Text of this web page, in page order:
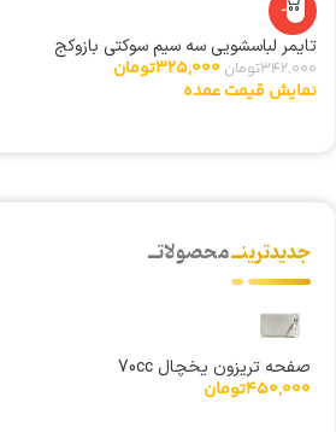
-5%
تایمر لباسشویی سه سیم سوکتی بازوکج
342,000تومان 325,000تومان
نمایش قیمت عمده
جدیدترینــمحصولاتــ
صفحه تریزون یخچال 70cc
450,000تومان